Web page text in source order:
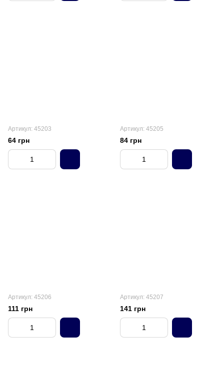
Артикул: 45203
64 грн
Артикул: 45205
84 грн
Артикул: 45206
111 грн
Артикул: 45207
141 грн